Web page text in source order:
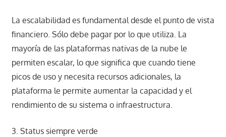
La escalabilidad es fundamental desde el punto de vista
financiero. Sólo debe pagar por lo que utiliza. La
mayoría de las plataformas nativas de la nube le
permiten escalar, lo que significa que cuando tiene
picos de uso y necesita recursos adicionales, la
plataforma le permite aumentar la capacidad y el
rendimiento de su sistema o infraestructura.
3. Status siempre verde